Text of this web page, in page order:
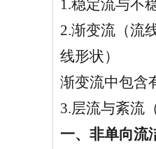
1.稳定流与不
2.渐变流（流
线形状）
渐变流中包含
3.层流与紊流
一、非单向流